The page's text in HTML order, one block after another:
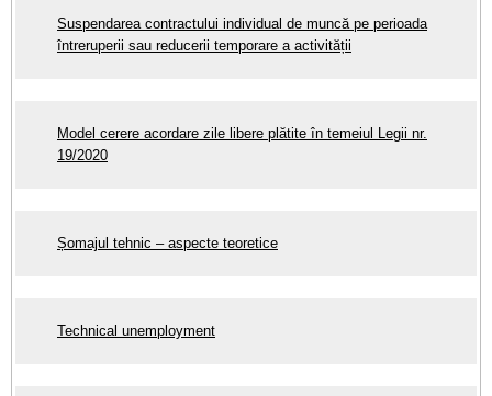
Suspendarea contractului individual de muncă pe perioada
întreruperii sau reducerii temporare a activității
Model cerere acordare zile libere plătite în temeiul Legii nr.
19/2020
Șomajul tehnic – aspecte teoretice
Technical unemployment